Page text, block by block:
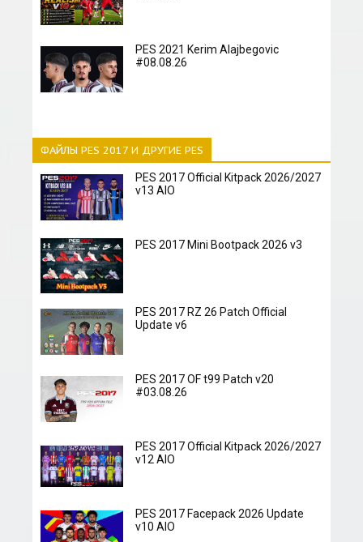
PES 2021 Kerim Alajbegovic
#08.08.26
ФАЙЛЫ PES 2017 И ДРУГИЕ PES
PES 2017 Official Kitpack 2026/2027
v13 AIO
PES 2017 Mini Bootpack 2026 v3
PES 2017 RZ 26 Patch Official
Update v6
PES 2017 OF t99 Patch v20
#03.08.26
PES 2017 Official Kitpack 2026/2027
v12 AIO
PES 2017 Facepack 2026 Update
v10 AIO